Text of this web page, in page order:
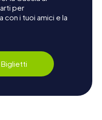
per
con i tuoi amici e la